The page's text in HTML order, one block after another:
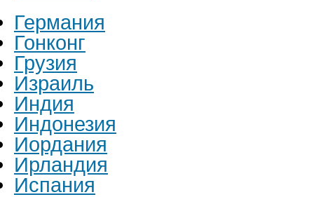
Германия
Гонконг
Грузия
Израиль
Индия
Индонезия
Иордания
Ирландия
Испания